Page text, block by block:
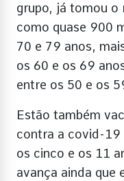
grupo, já tomou o
como quase 900
70 e 79 anos,
os 60 e os 69
entre os 50 e os
Estão também
contra a covid-19
os cinco e os 11
avança ainda que